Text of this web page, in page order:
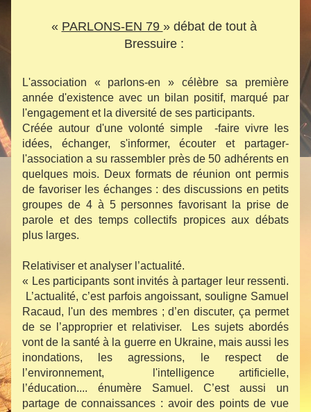
« PARLONS-EN 79 » débat de tout à
Bressuire :
L'association « parlons-en » célèbre sa première
année d'existence avec un bilan positif, marqué par
l'engagement et la diversité de ses participants.
Créée autour d'une volonté simple  -faire vivre les
idées, échanger, s'informer, écouter et partager-
l'association a su rassembler près de 50 adhérents en
quelques mois. Deux formats de réunion ont permis
de favoriser les échanges : des discussions en petits
groupes de 4 à 5 personnes favorisant la prise de
parole et des temps collectifs propices aux débats
plus larges.
Relativiser et analyser l’actualité.
« Les participants sont invités à partager leur ressenti.
L’actualité, c’est parfois angoissant, souligne Samuel
Racaud, l'un des membres ; d’en discuter, ça permet
de se l’approprier et relativiser.  Les sujets abordés
vont de la santé à la guerre en Ukraine, mais aussi les
inondations, les agressions, le respect de
l’environnement,  l'intelligence artificielle,
l’éducation.... énumère Samuel. C’est aussi un
partage de connaissances : avoir des points de vue